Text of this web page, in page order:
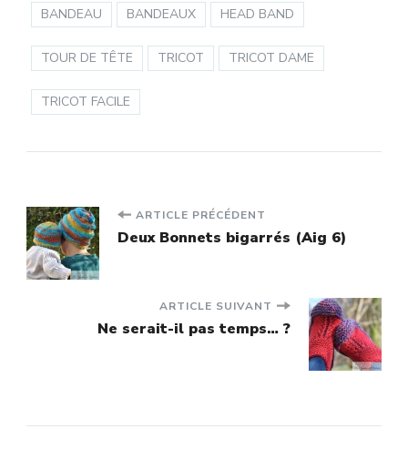
BANDEAU BANDEAUX HEAD BAND
TOUR DE TÊTE TRICOT TRICOT DAME
TRICOT FACILE
Navigation
d'article
ARTICLE PRÉCÉDENT
Deux Bonnets bigarrés (Aig 6)
ARTICLE SUIVANT
Ne serait-il pas temps… ?